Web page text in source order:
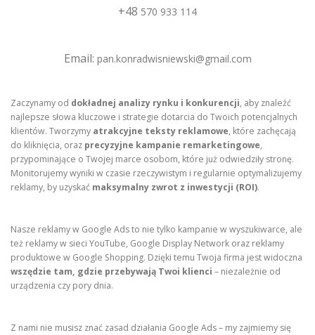
+48 570 933 114
Email: pan.konradwisniewski@gmail.com
Zaczynamy od dokładnej analizy rynku i konkurencji, aby znaleźć
najlepsze słowa kluczowe i strategie dotarcia do Twoich potencjalnych
klientów. Tworzymy atrakcyjne teksty reklamowe, które zachęcają
do kliknięcia, oraz precyzyjne kampanie remarketingowe,
przypominające o Twojej marce osobom, które już odwiedziły stronę.
Monitorujemy wyniki w czasie rzeczywistym i regularnie optymalizujemy
reklamy, by uzyskać maksymalny zwrot z inwestycji (ROI).
Nasze reklamy w Google Ads to nie tylko kampanie w wyszukiwarce, ale
też reklamy w sieci YouTube, Google Display Network oraz reklamy
produktowe w Google Shopping. Dzięki temu Twoja firma jest widoczna
wszędzie tam, gdzie przebywają Twoi klienci – niezależnie od
urządzenia czy pory dnia.
Z nami nie musisz znać zasad działania Google Ads – my zajmiemy się